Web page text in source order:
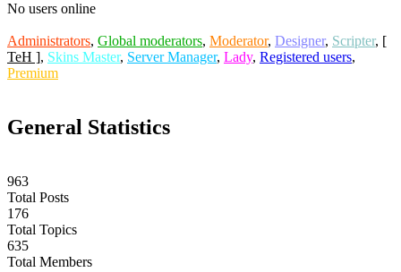
No users online
Administrators, Global moderators, Moderator, Designer, Scripter, [
TeH ], Skins Master, Server Manager, Lady, Registered users,
Premium
General Statistics
963
Total Posts
176
Total Topics
635
Total Members